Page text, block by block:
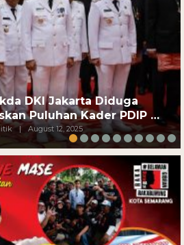
DKI Jakarta Diduga
Puluhan Kader PDIP …
| August 12, 2025